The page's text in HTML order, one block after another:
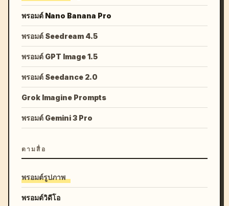
พรอมต์ Nano Banana Pro
พรอมต์ Seedream 4.5
พรอมต์ GPT Image 1.5
พรอมต์ Seedance 2.0
Grok Imagine Prompts
พรอมต์ Gemini 3 Pro
ตามสื่อ
พรอมต์รูปภาพ
พรอมต์วิดีโอ